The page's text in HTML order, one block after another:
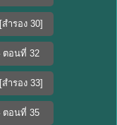
[สำรอง 30]
ตอนที่ 32
[สำรอง 33]
ตอนที่ 35